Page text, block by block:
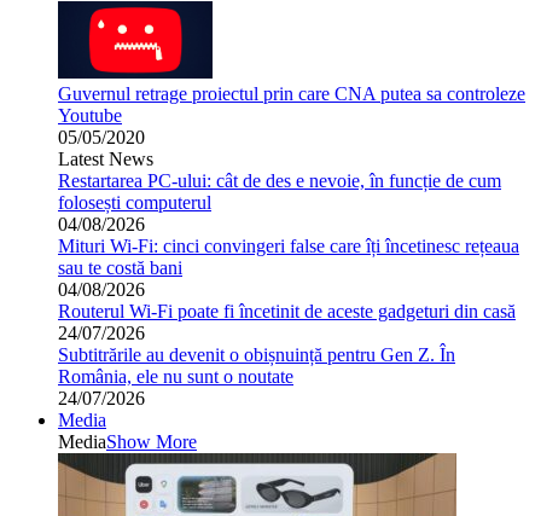
Guvernul retrage proiectul prin care CNA putea sa controleze
Youtube
05/05/2020
Latest News
Restartarea PC-ului: cât de des e nevoie, în funcție de cum
folosești computerul
04/08/2026
Mituri Wi-Fi: cinci convingeri false care îți încetinesc rețeaua
sau te costă bani
04/08/2026
Routerul Wi-Fi poate fi încetinit de aceste gadgeturi din casă
24/07/2026
Subtitrările au devenit o obișnuință pentru Gen Z. În
România, ele nu sunt o noutate
24/07/2026
Media
MediaShow More